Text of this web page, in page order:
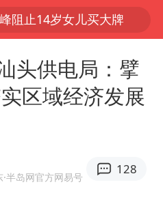
阻止14岁女儿买大牌
27岁女子组织卖淫集团被悬赏通缉
美国将对多晶硅衍生品加征15%关税
公司“上四休三”但要降薪1000元
头供电局：擘
区域经济发展
·半岛网官方网易号
128